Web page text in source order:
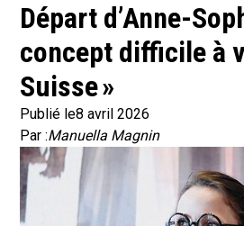
Départ d’Anne-
concept difficile à
Suisse »
Publié le8 avril 2026
Par :Manuella Magnin